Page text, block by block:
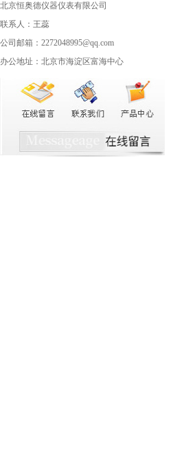
北京恒奥德仪器仪表有限公司
联系人：王蕊
公司邮箱：2272048995@qq.com
办公地址：北京市海淀区富海中心